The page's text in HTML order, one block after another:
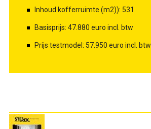
Inhoud kofferruimte (m2)): 531
Basisprijs: 47.880 euro incl. btw
Prijs testmodel: 57.950 euro incl. btw